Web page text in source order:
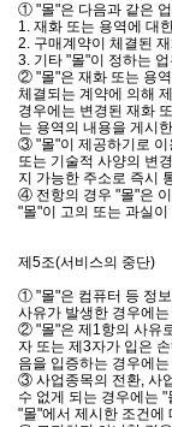
① "몰"은 다음과 같은
1. 재화 또는 용역에 대
2. 구매계약이 체결된
3. 기타 "몰"이 정하는 업
② "몰"은 재화 또는 용
체결되는 계약에 의해
경우에는 변경된 재화
는 용역의 내용을 게시
③ "몰"이 제공하기로 이
또는 기술적 사양의 변
지 가능한 주소로 즉시
④ 전항의 경우 "몰"은
"몰"이 고의 또는 과실
제5조(서비스의 중단)
① "몰"은 컴퓨터 등 정
사유가 발생한 경우에
② "몰"은 제1항의 사유
자 또는 제3자가 입은
음을 입증하는 경우에
③ 사업종목의 전환, 사
수 없게 되는 경우에는
"몰"에서 제시한 조건에